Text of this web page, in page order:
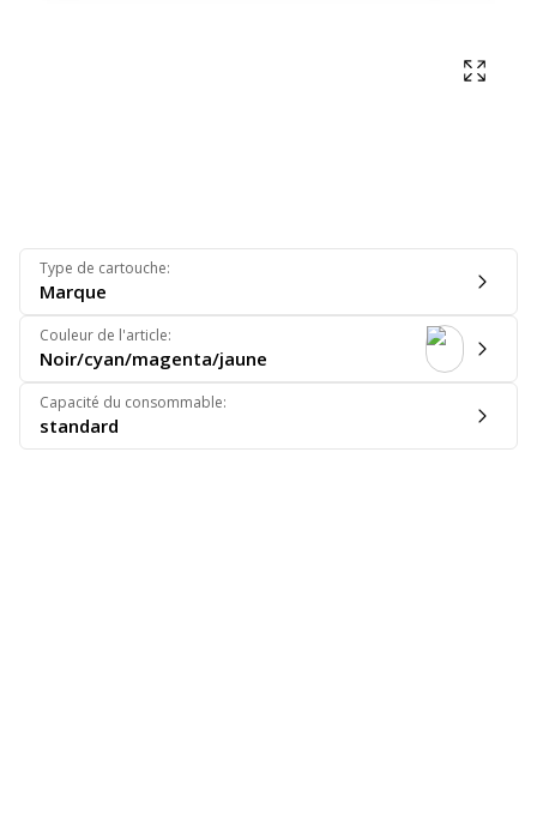
Type de cartouche:
Marque
Couleur de l'article:
Noir/cyan/magenta/jaune
Capacité du consommable:
standard